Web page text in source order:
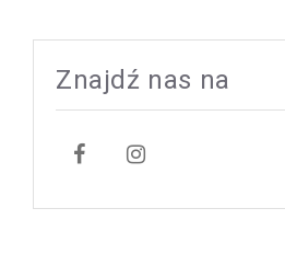
Znajdź nas na